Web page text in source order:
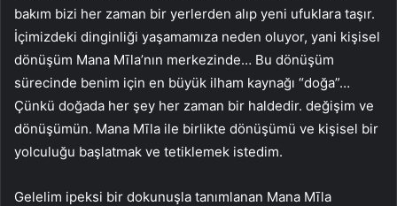
bakım bizi her zaman bir yerlerden alıp yeni ufuklara taşır.
İçimizdeki dinginliği yaşamamıza neden oluyor, yani kişisel
dönüşüm Mana Mīla’nın merkezinde… Bu dönüşüm
sürecinde benim için en büyük ilham kaynağı “doğa”…
Çünkü doğada her şey her zaman bir haldedir. değişim ve
dönüşümün. Mana Mīla ile birlikte dönüşümü ve kişisel bir
yolculuğu başlatmak ve tetiklemek istedim.
Gelelim ipeksi bir dokunuşla tanımlanan Mana Mīla